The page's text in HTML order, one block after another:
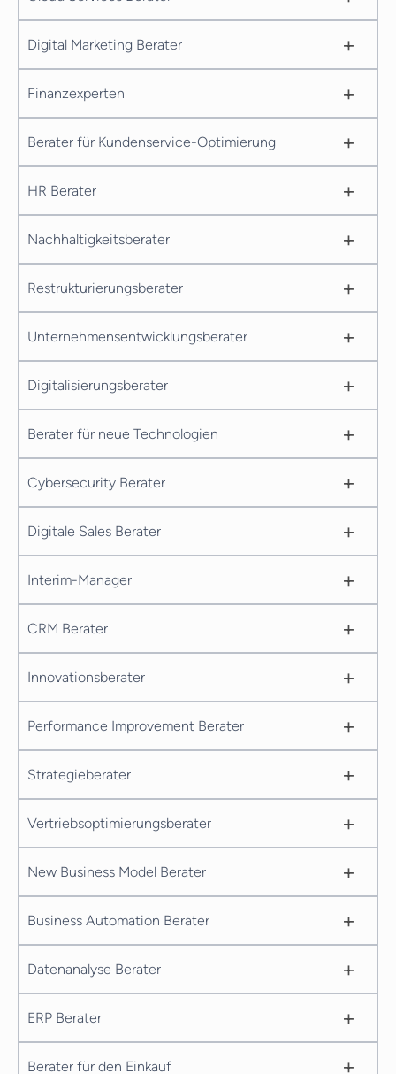
Digital Marketing Berater +
Finanzexperten +
Berater für Kundenservice-Optimierung +
HR Berater +
Nachhaltigkeitsberater +
Restrukturierungsberater +
Unternehmensentwicklungsberater +
Digitalisierungsberater +
Berater für neue Technologien +
Cybersecurity Berater +
Digitale Sales Berater +
Interim-Manager +
CRM Berater +
Innovationsberater +
Performance Improvement Berater +
Strategieberater +
Vertriebsoptimierungsberater +
New Business Model Berater +
Business Automation Berater +
Datenanalyse Berater +
ERP Berater +
Berater für den Einkauf +